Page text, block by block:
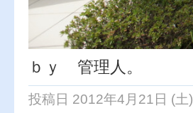
ｂｙ 管理人。
投稿日 2012年4月21日 (土)